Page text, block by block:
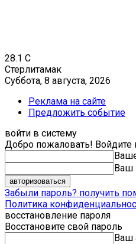
28.1 C
Стерлитамак
Суббота, 8 августа, 2026
Реклама на сайте
Предложить событие
войти в систему
Добро пожаловать! Войдите
Ваш
Забыли пароль? получить
Политика
восстановление пароля
Восстановите свой пароль
Ваш